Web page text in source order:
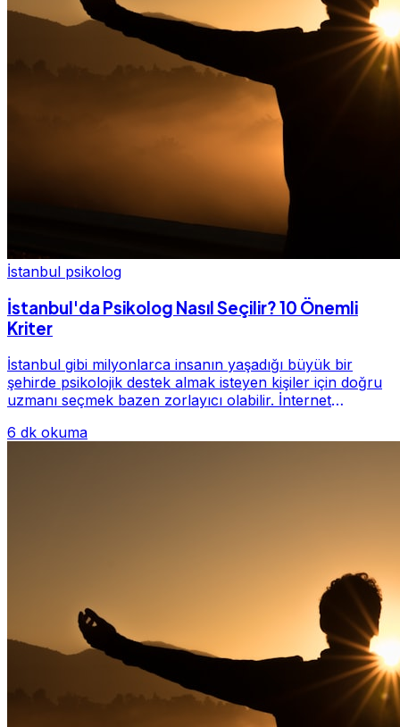
İstanbul psikolog
İstanbul'da Psikolog Nasıl Seçilir? 10 Önemli
Kriter
İstanbul gibi milyonlarca insanın yaşadığı büyük bir
şehirde psikolojik destek almak isteyen kişiler için doğru
uzmanı seçmek bazen zorlayıcı olabilir. İnternet
6 dk okuma